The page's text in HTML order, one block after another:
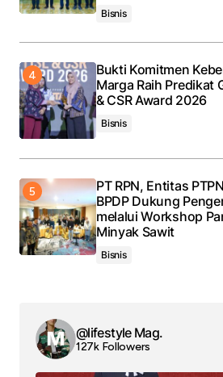
Bisnis
Bukti Komitmen
Marga Raih Predikat
& CSR Award 2026
Bisnis
PT RPN, Entitas
BPDP Dukung
melalui Workshop
Minyak Sawit
Bisnis
@lifestyle Mag.
127k Followers